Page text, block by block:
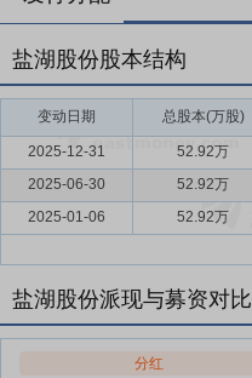
盐湖股份股本结构
变动日期 总股本(万股)
2025-12-31 52.92万
2025-06-30
52.92万
2025-01-06
52.92万
盐湖股份派现与募资对比
分红